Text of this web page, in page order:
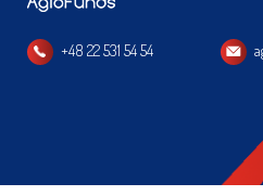
+48 22 531 54 54